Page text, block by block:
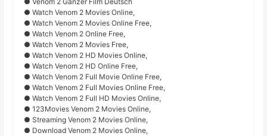
● Watch Venom 2 Movies Online,
● Watch Venom 2 Movies Online Free,
● Watch Venom 2 Online Free,
● Watch Venom 2 Movies Free,
● Watch Venom 2 HD Movies Online,
● Watch Venom 2 HD Online Free,
● Watch Venom 2 Full Movie Online Free,
● Watch Venom 2 Full Movies Online Free,
● Watch Venom 2 Full HD Movies Online,
● 123Movies Venom 2 Movies Online,
● Streaming Venom 2 Movies Online,
● Download Venom 2 Movies Online,